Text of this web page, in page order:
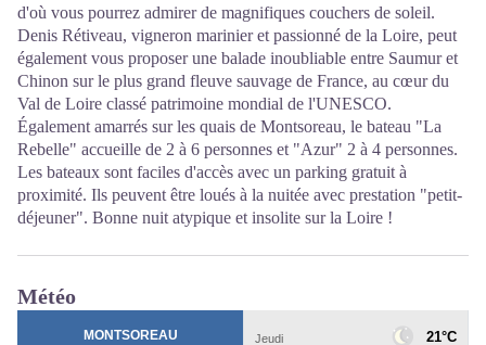
d'où vous pourrez admirer de magnifiques couchers de soleil.
Denis Rétiveau, vigneron marinier et passionné de la Loire, peut
également vous proposer une balade inoubliable entre Saumur et
Chinon sur le plus grand fleuve sauvage de France, au cœur du
Val de Loire classé patrimoine mondial de l'UNESCO.
Également amarrés sur les quais de Montsoreau, le bateau "La
Rebelle" accueille de 2 à 6 personnes et "Azur" 2 à 4 personnes.
Les bateaux sont faciles d'accès avec un parking gratuit à
proximité. Ils peuvent être loués à la nuitée avec prestation "petit-
déjeuner". Bonne nuit atypique et insolite sur la Loire !
Météo